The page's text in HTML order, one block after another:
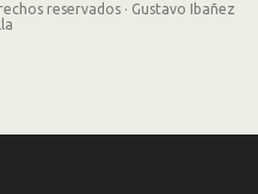
reservados · Gustavo Ibañez